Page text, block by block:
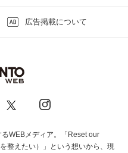
広告掲載について
るWEBメディア。「Reset our
整えたい）」という想いから、現